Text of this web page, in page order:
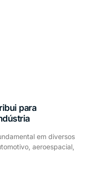
para
em diversos
aeroespacial,